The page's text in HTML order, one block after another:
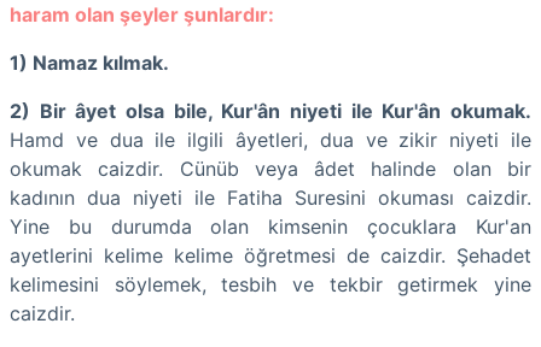
haram olan şeyler şunlardır:
1) Namaz kılmak.
2) Bir âyet olsa bile, Kur'ân niyeti ile Kur'ân okumak.
Hamd ve dua ile ilgili âyetleri, dua ve zikir niyeti ile
okumak caizdir. Cünüb veya âdet halinde olan bir
kadının dua niyeti ile Fatiha Suresini okuması caizdir.
Yine bu durumda olan kimsenin çocuklara Kur'an
ayetlerini kelime kelime öğretmesi de caizdir. Şehadet
kelimesini söylemek, tesbih ve tekbir getirmek yine
caizdir.